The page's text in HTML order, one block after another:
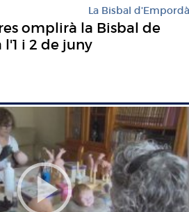
La Bisbal d'Empordà
omplirà la Bisbal de
i 2 de juny